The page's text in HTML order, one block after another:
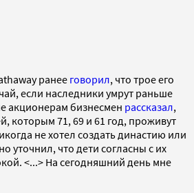
ранееговорил, что трое его
если наследники умрут раньше
акционерам бизнесмен рассказал,
которым 71, 69 и 61 год, проживут
не хотел создать династию или
уточнил, что дети согласны с их
<...> На сегодняшний день мне